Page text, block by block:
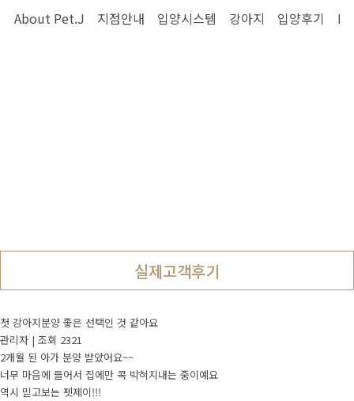
소개합니다
Pet.J 스토리
About Pet.J 지점안내 입양시스템 강아지 입양후기
실제고객후기
첫 강아지분양 좋은 선택인 것 같아요
관리자 | 조회 2321
2개월 된 아가 분양 받았어요~~
너무 마음에 들어서 집에만 콕 박혀지내는 중이예요
역시 믿고보는 펫제이!!!